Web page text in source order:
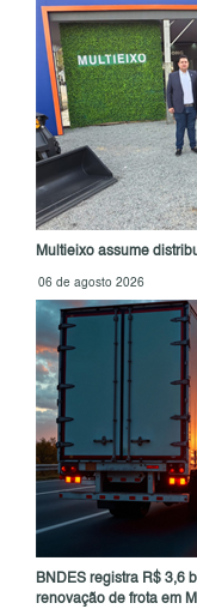
Multieixo assume
06 de agosto 2026
BNDES registra R$ 3,6
renovação de frota em